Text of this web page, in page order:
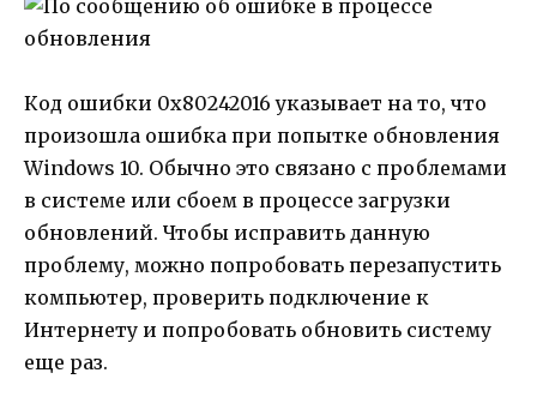
Код ошибки 0x80242016 указывает на то, что
произошла ошибка при попытке обновления
Windows 10. Обычно это связано с проблемами
в системе или сбоем в процессе загрузки
обновлений. Чтобы исправить данную
проблему, можно попробовать перезапустить
компьютер, проверить подключение к
Интернету и попробовать обновить систему
еще раз.